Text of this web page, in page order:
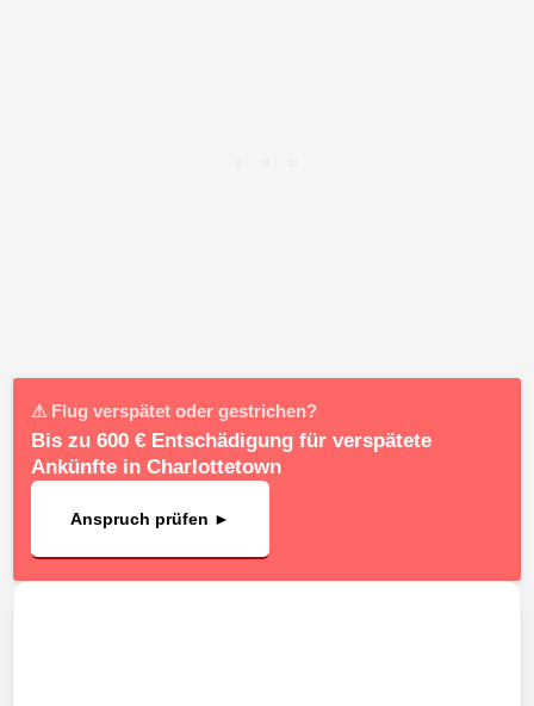
⚠ Flug verspätet oder gestrichen?
Bis zu 600 € Entschädigung für verspätete
Ankünfte in Charlottetown
Anspruch prüfen ►